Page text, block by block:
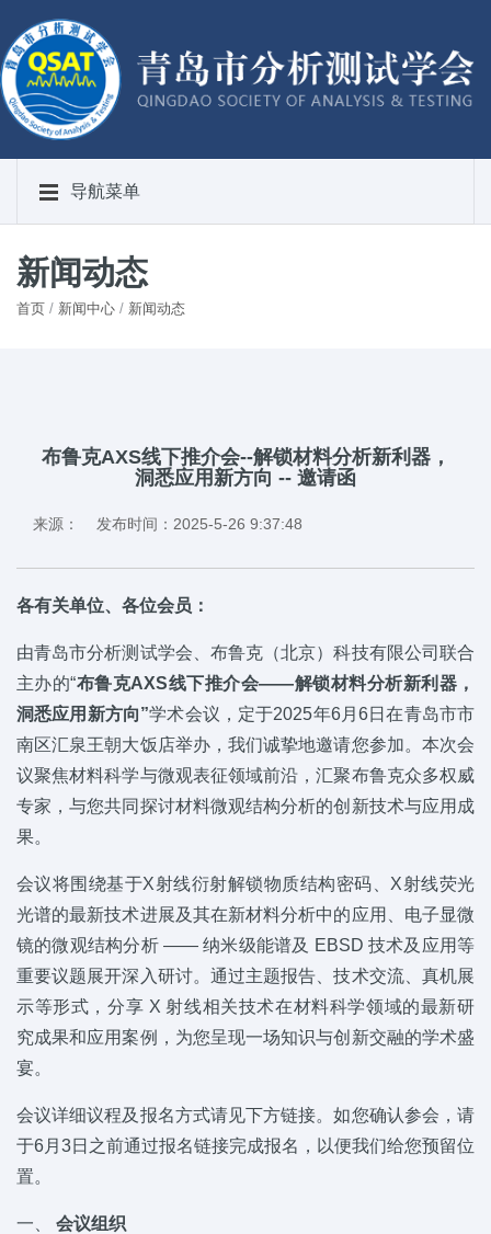
导航菜单
新闻动态
首页 / 新闻中心 / 新闻动态
布鲁克AXS线下推介会--解锁材料分析新利器，
洞悉应用新方向 -- 邀请函
来源： 发布时间：2025-5-26 9:37:48
各有关单位、各位会员：
由青岛市分析测试学会、布鲁克（北京）科技有限公司联合
主办的“布鲁克AXS线下推介会——解锁材料分析新利器，
洞悉应用新方向”学术会议，定于2025年6月6日在青岛市市
南区汇泉王朝大饭店举办，我们诚挚地邀请您参加。本次会
议聚焦材料科学与微观表征领域前沿，汇聚布鲁克众多权威
专家，与您共同探讨材料微观结构分析的创新技术与应用成
果。
会议将围绕基于X射线衍射解锁物质结构密码、X射线荧光
光谱的最新技术进展及其在新材料分析中的应用、电子显微
镜的微观结构分析 —— 纳米级能谱及 EBSD 技术及应用等
重要议题展开深入研讨。通过主题报告、技术交流、真机展
示等形式，分享 X 射线相关技术在材料科学领域的最新研
究成果和应用案例，为您呈现一场知识与创新交融的学术盛
宴。
会议详细议程及报名方式请见下方链接。如您确认参会，请
于6月3日之前通过报名链接完成报名，以便我们给您预留位
置。
一、 会议组织